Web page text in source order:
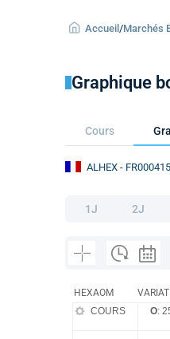
Accueil /Marchés
Graphique
Cours
ALHEX -
1J 2J
HEXAOM
COURS O: